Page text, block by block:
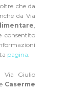
, oltre che da
da Via
consentito
pagina
Via Giulio
Caserme